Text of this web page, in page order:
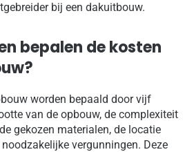
bij een dakuitbouw.
bepalen de kosten
worden bepaald door vijf
van de opbouw, de complexiteit
gekozen materialen, de locatie
vergunningen. Deze